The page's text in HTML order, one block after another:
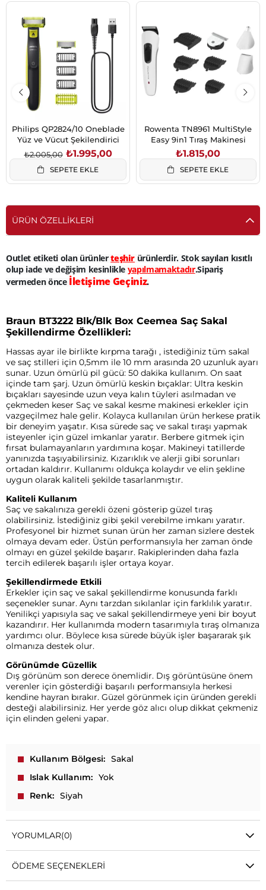
Philips QP2824/10 Oneblade
Yüz ve Vücut Şekilendirici
₺1.995,00
₺2.005,00
SEPETE EKLE
Rowenta TN8961 MultiStyle
Easy 9in1 Tıraş Makinesi
₺1.815,00
SEPETE EKLE
ÜRÜN ÖZELLIKLERI
Outlet etiketi olan ürünlerteşhir ürünlerdir. Stok sayıları kısıtlı
olup iade ve değişim kesinlikle yapılmamaktadır.Sipariş
vermeden önce İletişime Geçiniz.
Braun BT3222 Blk/Blk Box Ceemea Saç Sakal
Şekillendirme Özellikleri:
Hassas ayar ile birlikte kırpma tarağı , istediğiniz tüm sakal
ve saç stilleri için 0,5mm ile 10 mm arasında 20 uzunluk ayarı
sunar. Uzun ömürlü pil gücü: 50 dakika kullanım. On saat
içinde tam şarj. Uzun ömürlü keskin bıçaklar: Ultra keskin
bıçakları sayesinde uzun veya kalın tüyleri asılmadan ve
çekmeden keser Saç ve sakal kesme makinesi erkekler için
vazgeçilmez hale gelir. Kolayca kullanılan ürün herkese pratik
bir deneyim yaşatır. Kısa sürede saç ve sakal tıraşı yapmak
isteyenler için güzel imkanlar yaratır. Berbere gitmek için
fırsat bulamayanların yardımına koşar. Makineyi tatillerde
yanınızda taşıyabilirsiniz. Kızarıklık ve alerji gibi sorunları
ortadan kaldırır. Kullanımı oldukça kolaydır ve elin şekline
uygun olarak kaliteli şekilde tasarlanmıştır.
Kaliteli Kullanım
Saç ve sakalınıza gerekli özeni gösterip güzel tıraş
olabilirsiniz. İstediğiniz gibi şekil verebilme imkanı yaratır.
Profesyonel bir hizmet sunan ürün her zaman sizlere destek
olmaya devam eder. Üstün performansıyla her zaman önde
olmayı en güzel şekilde başarır. Rakiplerinden daha fazla
tercih edilerek başarılı işler ortaya koyar.
Şekillendirmede Etkili
Erkekler için saç ve sakal şekillendirme konusunda farklı
seçenekler sunar. Aynı tarzdan sıkılanlar için farklılık yaratır.
Yenilikçi yapısıyla saç ve sakal şekillendirmeye yeni bir boyut
kazandırır. Her kullanımda modern tasarımıyla tıraş olmanıza
yardımcı olur. Böylece kısa sürede büyük işler başararak şık
olmanıza destek olur.
Görünümde Güzellik
Dış görünüm son derece önemlidir. Dış görüntüsüne önem
verenler için gösterdiği başarılı performansıyla herkesi
kendine hayran bırakır. Güzel görünmek için üründen gerekli
desteği alabilirsiniz. Her yerde göz alıcı olup dikkat çekmeniz
için elinden geleni yapar.
Kullanım Bölgesi
Sakal
Islak Kullanım
Yok
Renk
Siyah
YORUMLAR(0)
ÖDEME SEÇENEKLERI